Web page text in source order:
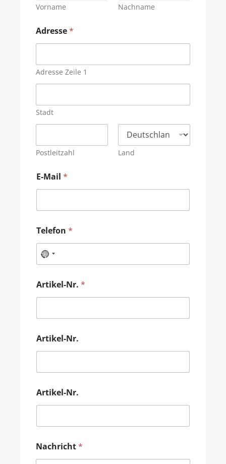
Vorname Nachname
Adresse*
Adresse Zeile 1
Stadt
Postleitzahl Land
E-Mail *
Telefon *
Artikel-Nr. *
Artikel-Nr.
Artikel-Nr.
Nachricht*